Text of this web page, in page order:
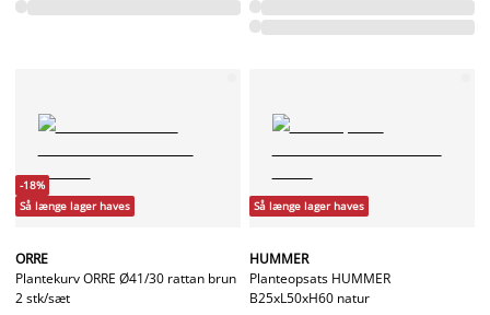
-18%
Så længe lager haves
ORRE
Plantekurv ORRE Ø41/30 rattan brun
2 stk/sæt
Så længe lager haves
HUMMER
Planteopsats HUMMER
B25xL50xH60 natur